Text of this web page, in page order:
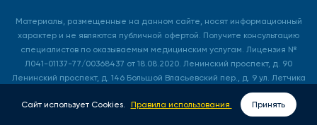
Материалы, размещенные на данном сайте, носят информационный
характер и не являются публичной офертой. Получите консультацию
специалистов по оказываемым медицинским услугам. Лицензия №
Л041-01137-77/00368437 от 18.08.2020. Ленинский проспект, д. 90
Ленинский проспект, д. 146 Большой Власьевский пер., д. 9 ул. Летчика
Бабушкина, д. 48 Б. ИНН 7736529149, ОГРН 1057748546800.
Лицензия № Л041-01137-77/00615931 от 12.09.2022. ул. Профсоюзная, д.
Сайт использует Cookies. Правила использования Принять
ВЫЗОВ ВРАЧА НА ДОМ ЗАПИСАТЬСЯ ОНЛАЙН